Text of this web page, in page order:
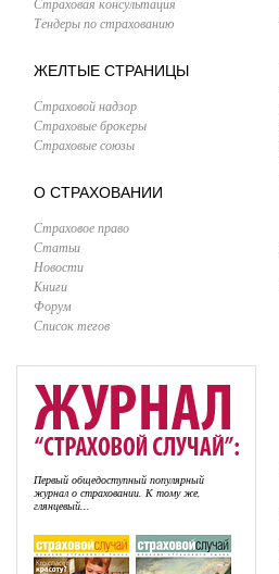
Тендеры по страхованию
ЖЕЛТЫЕ СТРАНИЦЫ
Страховой надзор
Страховые брокеры
Страховые союзы
О СТРАХОВАНИИ
Страховое право
Статьи
Новости
Книги
Форум
Список тегов
Первый общедоступный популярный
журнал о страховании. К тому же,
глянцевый...